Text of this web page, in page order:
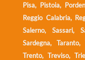
Pisa, Pistoia,
Reggio Calabria,
Salerno, Sassari,
Sardegna,
Trento, Treviso,